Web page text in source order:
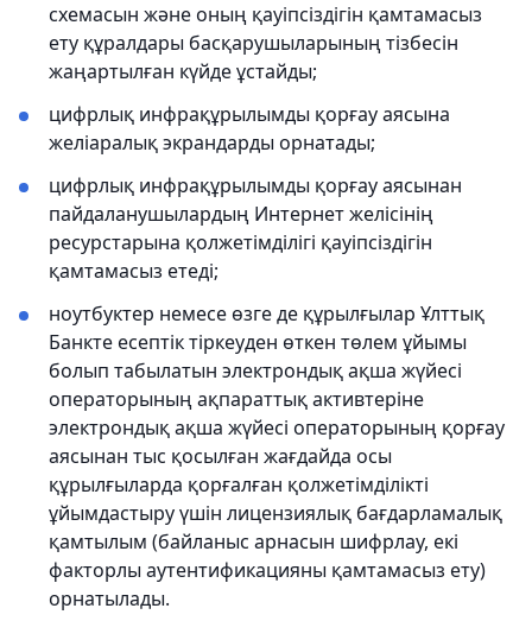
схемасын және оның қауіпсіздігін қамтамасыз
ету құралдары басқарушыларының тізбесін
жаңартылған күйде ұстайды;
цифрлық инфрақұрылымды қорғау аясына
желіаралық экрандарды орнатады;
цифрлық инфрақұрылымды қорғау аясынан
пайдаланушылардың Интернет желісінің
ресурстарына қолжетімділігі қауіпсіздігін
қамтамасыз етеді;
ноутбуктер немесе өзге де құрылғылар Ұлттық
Банкте есептік тіркеуден өткен төлем ұйымы
болып табылатын электрондық ақша жүйесі
операторының ақпараттық активтеріне
электрондық ақша жүйесі операторының қорғау
аясынан тыс қосылған жағдайда осы
құрылғыларда қорғалған қолжетімділікті
ұйымдастыру үшін лицензиялық бағдарламалық
қамтылым (байланыс арнасын шифрлау, екі
факторлы аутентификацияны қамтамасыз ету)
орнатылады.